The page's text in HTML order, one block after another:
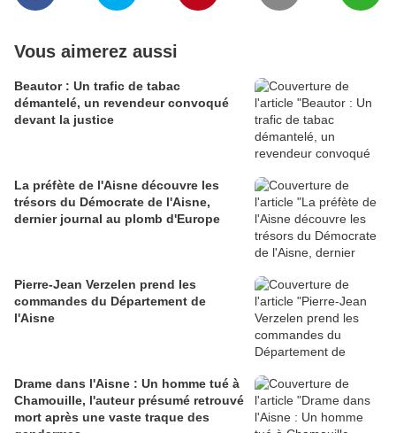
Vous aimerez aussi
Beautor : Un trafic de tabac
démantelé, un revendeur convoqué
devant la justice
La préfète de l'Aisne découvre les
trésors du Démocrate de l'Aisne,
dernier journal au plomb d'Europe
Pierre-Jean Verzelen prend les
commandes du Département de
l'Aisne
Drame dans l'Aisne : Un homme tué à
Chamouille, l'auteur présumé retrouvé
mort après une vaste traque des